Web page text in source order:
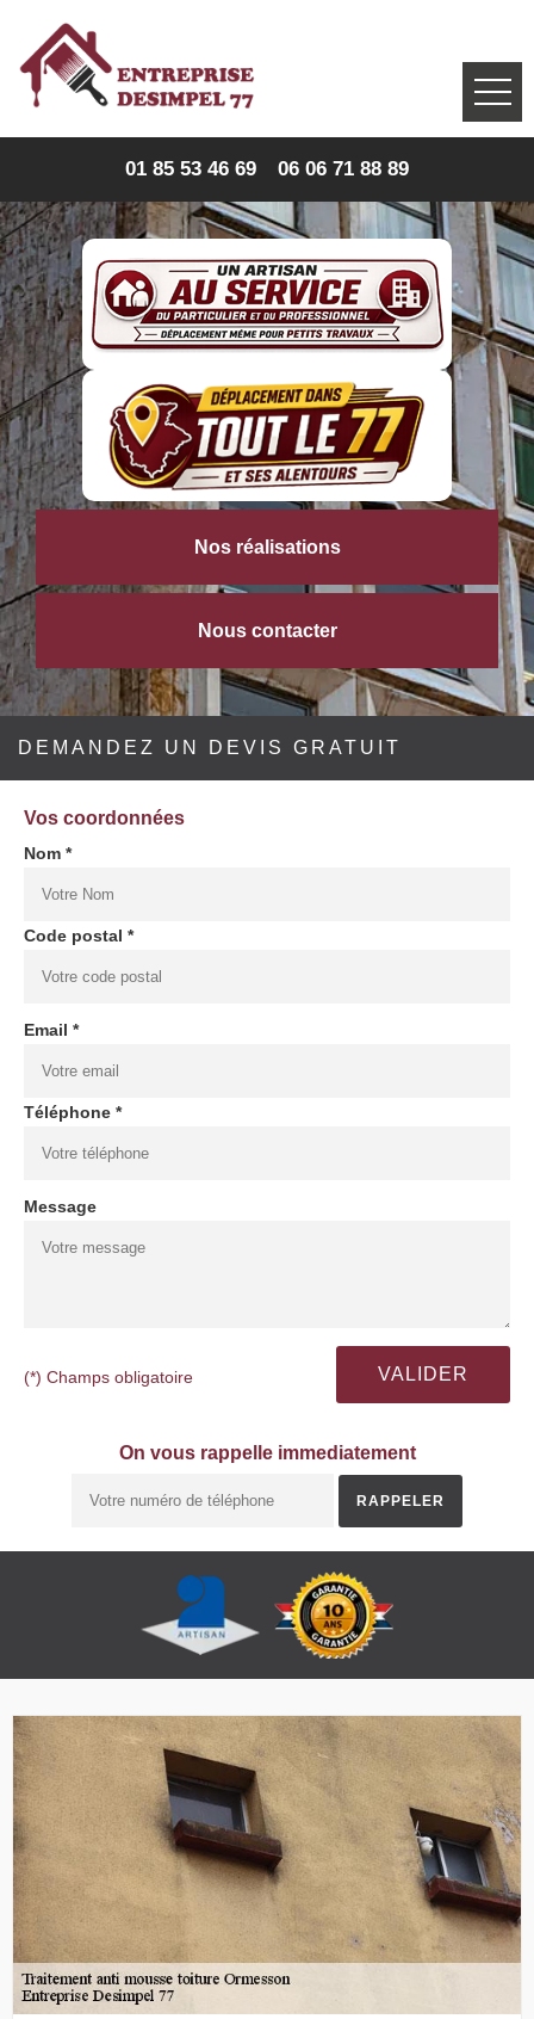
01 85 53 46 69 06 06 71 88 89
Nos réalisations
Nous contacter
DEMANDEZ UN DEVIS GRATUIT
Vos coordonnées
Nom *
Code postal *
Email *
Téléphone *
Message
(*) Champs obligatoire
On vous rappelle immediatement